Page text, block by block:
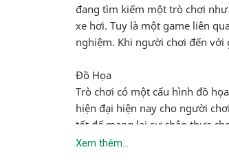
đang tìm kiếm một trò chơi
xe hơi. Tuy là một game liên
nghiệm. Khi người chơi đến với
Đồ Họa
Trò chơi có một cấu hình đồ
hiện đại hiện nay cho người
tốt để mang lại sự chân thực
mang đến một chiếc xe hoàn
Xem thêm...